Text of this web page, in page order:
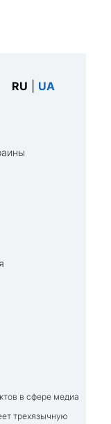
RU UA
в сфере медиа
трехязычную